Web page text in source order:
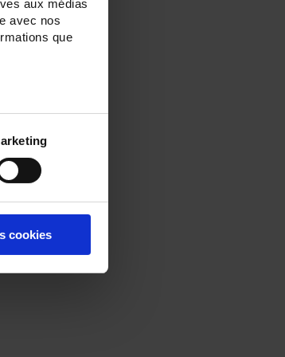
aux médias
avec nos
que
cookies